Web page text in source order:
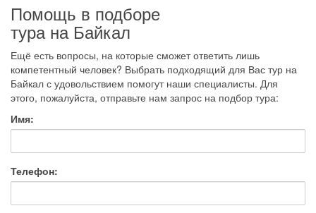
Помощь в подборе
тура на Байкал
Ещё есть вопросы, на которые сможет ответить лишь
компетентный человек? Выбрать подходящий для Вас тур на
Байкал с удовольствием помогут наши специалисты. Для
этого, пожалуйста, отправьте нам запрос на подбор тура:
Имя:
Телефон: